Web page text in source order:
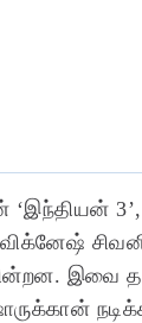
‘இந்தியன்
விக்னேஷ்
இவை